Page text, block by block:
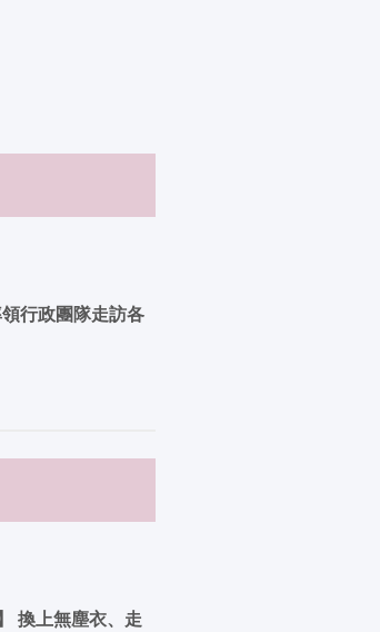
行政團隊走訪各
換上無塵衣、走